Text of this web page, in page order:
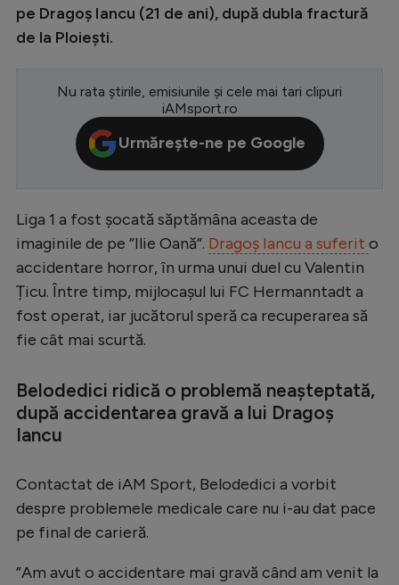
CM 2026
Premier League
Bundesliga
Campionate
Starurile fotbalului
EURO 2024
Stranieri
Clasamente
Natație
Formula 1
Gimnastică
pe Dragoș Iancu (21 de ani), după dubla fractură
de la Ploiești.
Nu rata știrile, emisiunile și cele mai tari clipuri
iAMsport.ro
Urmărește-ne pe Google
Liga 1 a fost șocată săptămâna aceasta de
imaginile de pe ”Ilie Oană”. Dragoș Iancu a suferit o
accidentare horror, în urma unui duel cu Valentin
Țicu. Între timp, mijlocașul lui FC Hermanntadt a
fost operat, iar jucătorul speră ca recuperarea să
fie cât mai scurtă.
Belodedici ridică o problemă neașteptată,
după accidentarea gravă a lui Dragoș
Iancu
Contactat de iAM Sport, Belodedici a vorbit
despre problemele medicale care nu i-au dat pace
pe final de carieră.
”Am avut o accidentare mai gravă când am venit la